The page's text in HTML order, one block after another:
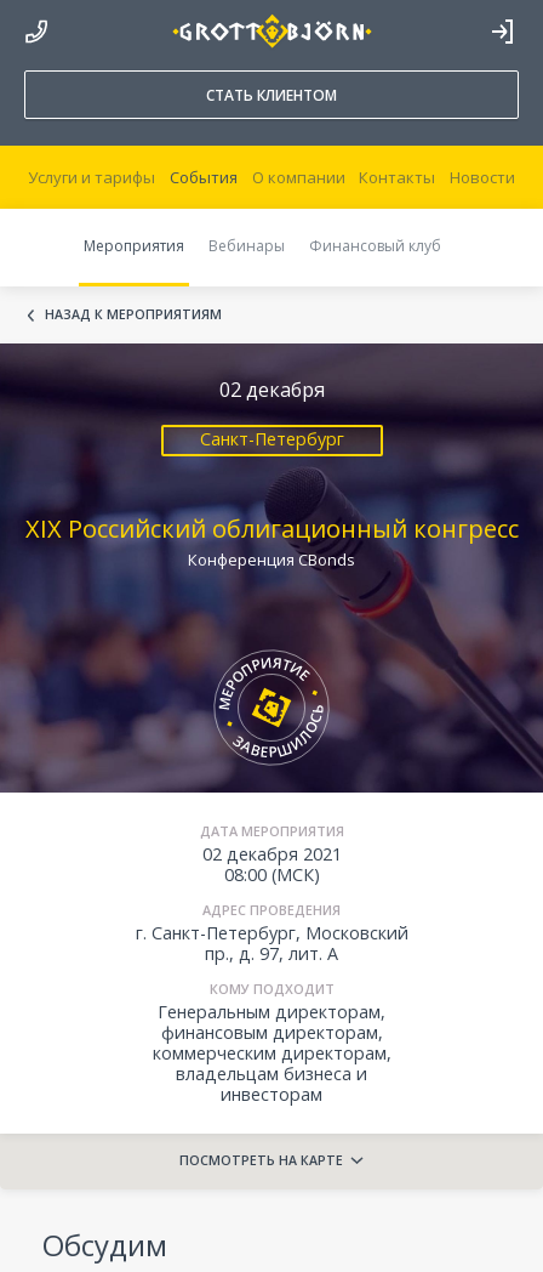
8 800 250 44 20
ВОЙТИ В
КАБИНЕТ
СТАТЬ КЛИЕНТОМ
Услуги и тарифы События О компании Контакты Новости
Мероприятия Вебинары Финансовый клуб
НАЗАД К МЕРОПРИЯТИЯМ
02 декабря
Санкт-Петербург
XIX Российский облигационный конгресс
Конференция CBonds
ДАТА МЕРОПРИЯТИЯ
02 декабря 2021
08:00 (МСК)
АДРЕС ПРОВЕДЕНИЯ
г. Санкт-Петербург, Московский
пр., д. 97, лит. А
КОМУ ПОДХОДИТ
Генеральным директорам,
финансовым директорам,
коммерческим директорам,
владельцам бизнеса и
инвесторам
ПОСМОТРЕТЬ НА КАРТЕ
Обсудим